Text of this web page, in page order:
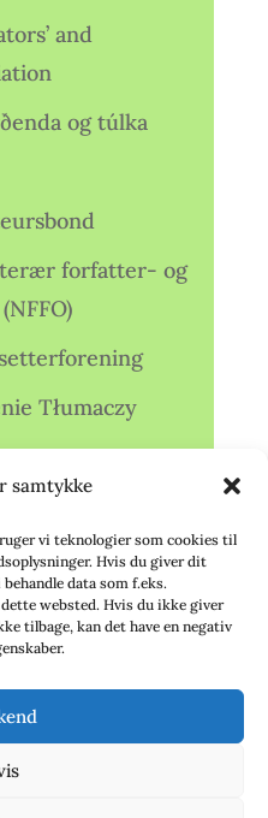
samtykke
vi teknologier som cookies til
Hvis du giver dit
data som f.eks.
websted. Hvis du ikke giver
tilbage, kan det have en negativ
and
og túlka
forfatter- og
Tłumaczy
(Ö.)
(ÖC)
(VdÜ)